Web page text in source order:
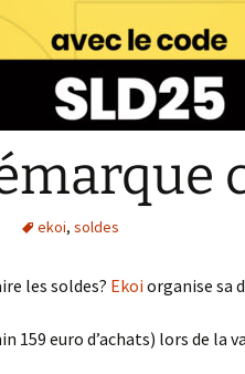
ekoi, soldes
les soldes? Ekoiorganise sa
159 euro d’achats) lors de la